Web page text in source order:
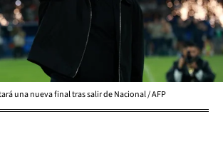
una nueva final tras salir de Nacional / AFP